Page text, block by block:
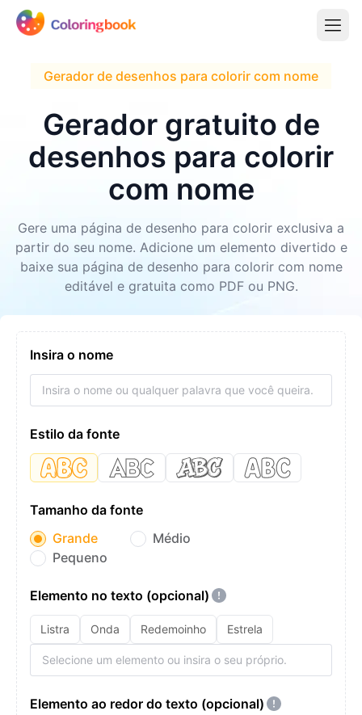
Gerador de desenhos para colorir com nome
Gerador gratuito de
desenhos para colorir
com nome
Gere uma página de desenho para colorir exclusiva a
partir do seu nome. Adicione um elemento divertido e
baixe sua página de desenho para colorir com nome
editável e gratuita como PDF ou PNG.
Insira o nome
Estilo da fonte
Tamanho da fonte
Grande
Médio
Pequeno
Elemento no texto (opcional)
Listra Onda Redemoinho Estrela
Elemento ao redor do texto (opcional)